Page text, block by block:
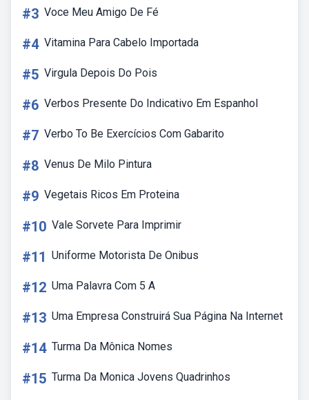
#3 Voce Meu Amigo De Fé
#4 Vitamina Para Cabelo Importada
#5 Virgula Depois Do Pois
#6 Verbos Presente Do Indicativo Em Espanhol
#7 Verbo To Be Exercícios Com Gabarito
#8 Venus De Milo Pintura
#9 Vegetais Ricos Em Proteina
#10 Vale Sorvete Para Imprimir
#11 Uniforme Motorista De Onibus
#12 Uma Palavra Com 5 A
#13 Uma Empresa Construirá Sua Página Na Internet
#14 Turma Da Mônica Nomes
#15 Turma Da Monica Jovens Quadrinhos